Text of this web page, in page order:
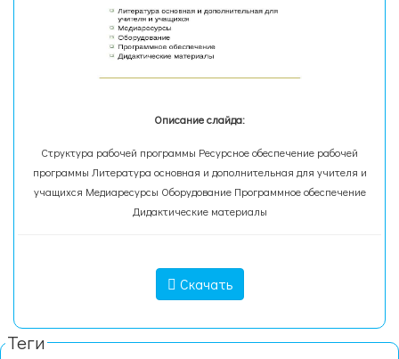
Описание слайда:
Структура рабочей программы Ресурсное обеспечение рабочей
программы Литература основная и дополнительная для учителя и
учащихся Медиаресурсы Оборудование Программное обеспечение
Дидактические материалы
Скачать
Теги